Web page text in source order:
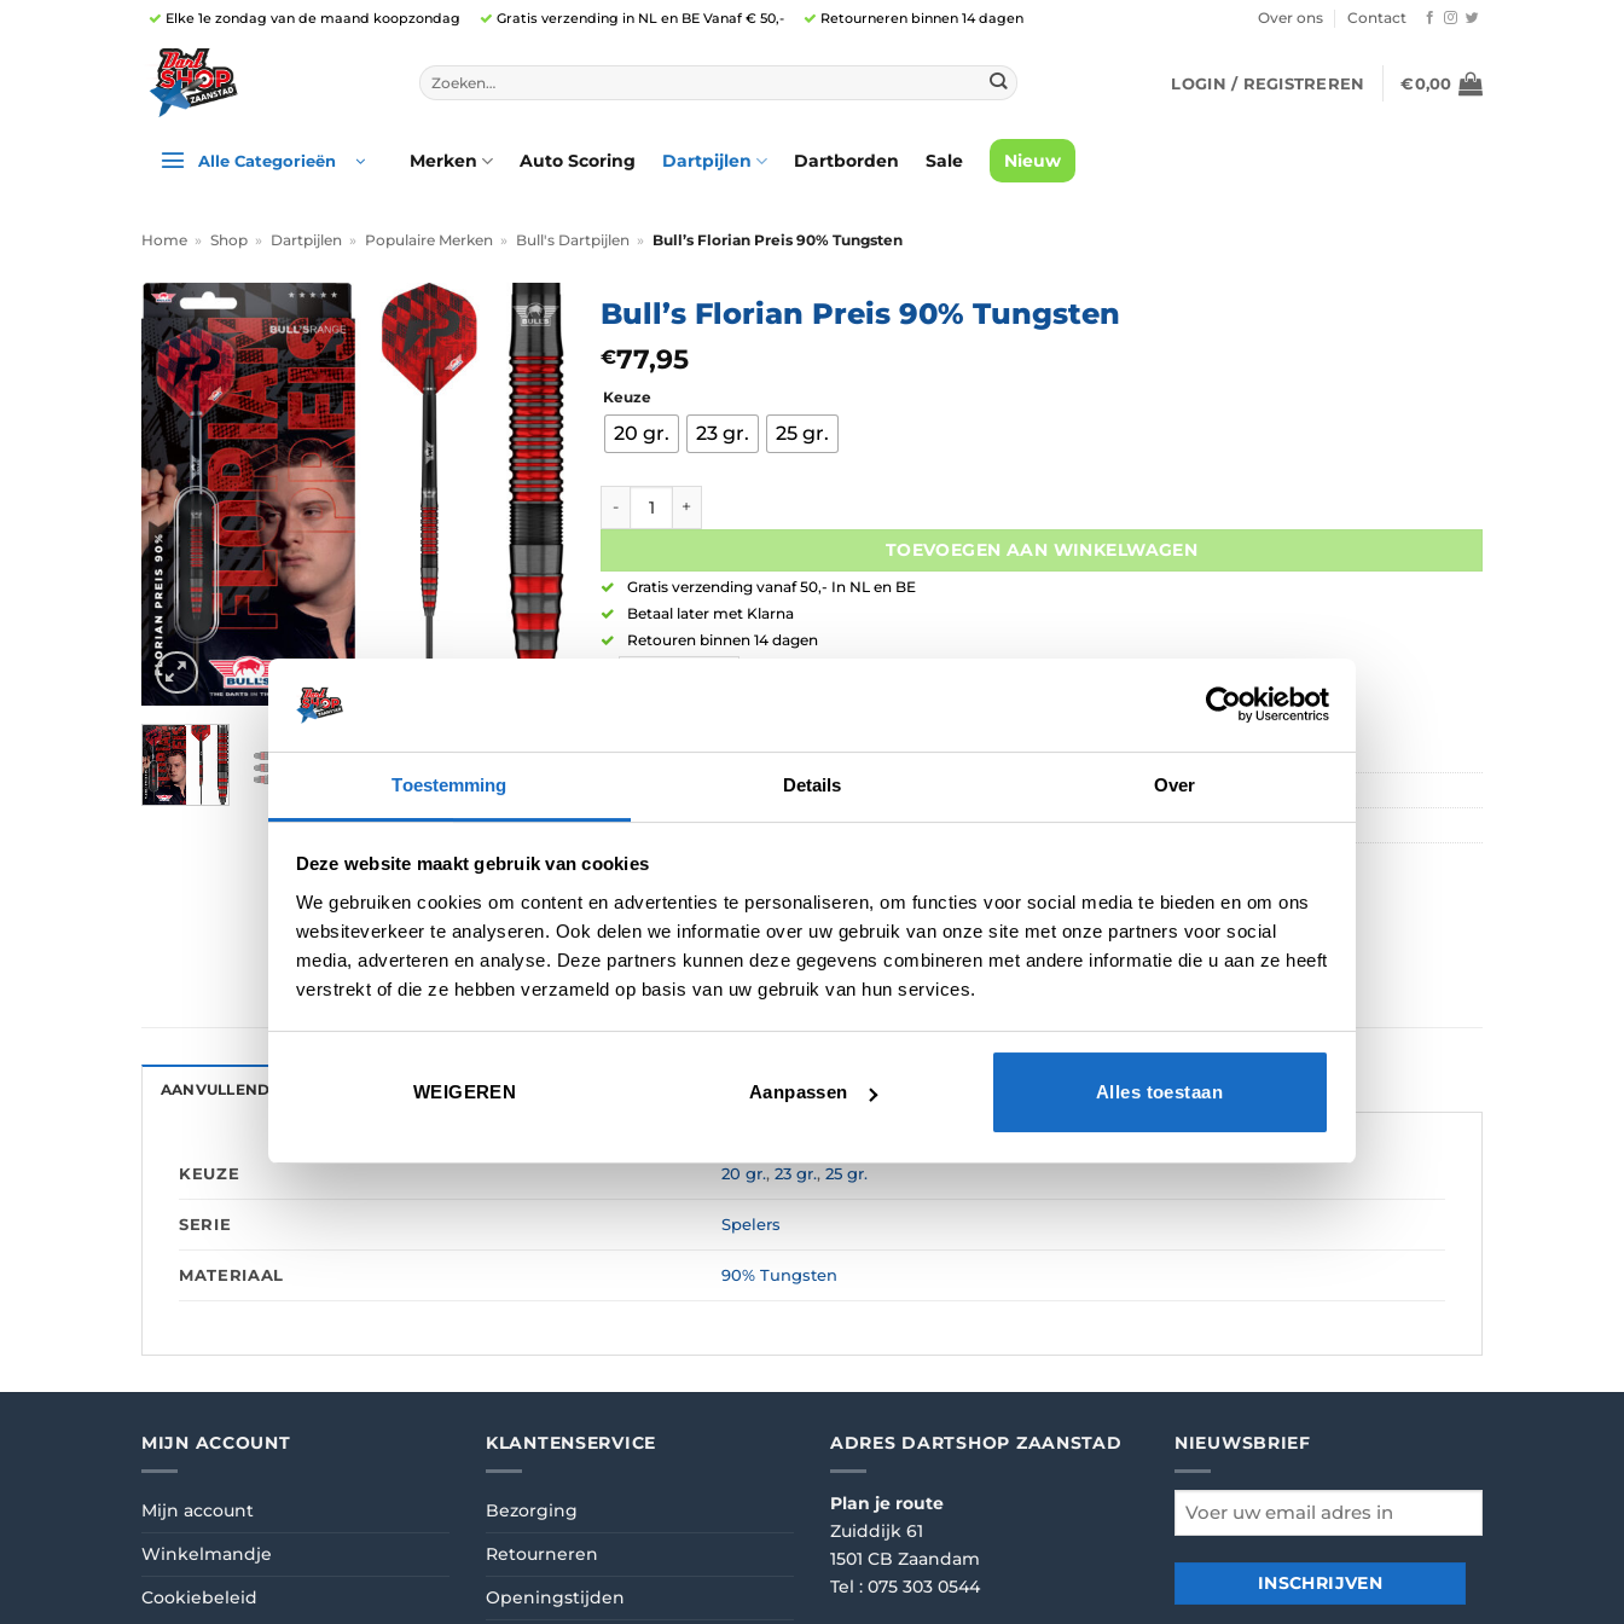
Toestemming Details Over
Deze website maakt gebruik van cookies
We gebruiken cookies om content en advertenties te personaliseren, om functies voor social media te bieden en om ons
websiteverkeer te analyseren. Ook delen we informatie over uw gebruik van onze site met onze partners voor social
media, adverteren en analyse. Deze partners kunnen deze gegevens combineren met andere informatie die u aan ze heeft
verstrekt of die ze hebben verzameld op basis van uw gebruik van hun services.
WEIGEREN Aanpassen Alles toestaan
Elke 1e zondag van de maand koopzondag Gratis verzending in NL en BE Vanaf € 50,- Retourneren binnen 14 dagen Over ons Contact
Zoeken
naar:
LOGIN / REGISTREREN €0,00
Alle Categorieën Merken Auto Scoring Dartpijlen Dartborden Sale Nieuw
Home » Shop » Dartpijlen » Populaire Merken » Bull's Dartpijlen » Bull’s Florian Preis 90% Tungsten
Bull’s Florian Preis 90% Tungsten
€77,95
Keuze
20 gr. 23 gr. 25 gr.
TOEVOEGEN AAN WINKELWAGEN
Gratis verzending vanaf 50,- In NL en BE
Betaal later met Klarna
Retouren binnen 14 dagen
variation-9640
Categorieën:Bull's Dartpijlen,Bull's NEW,Dartpijlen,Nieuw
Merk:Bull's NL
AANVULLENDE INFORMATIE BEOORDELINGEN (0)
KEUZE 20 gr.,23 gr.,25 gr.
SERIE Spelers
MATERIAAL 90% Tungsten
MIJN ACCOUNT
Mijn account
Winkelmandje
Cookiebeleid
KLANTENSERVICE
Bezorging
Retourneren
Openingstijden
ADRES DARTSHOP ZAANSTAD
Plan je route
Zuiddijk 61
1501 CB Zaandam
Tel : 075 303 0544
NIEUWSBRIEF
email
*